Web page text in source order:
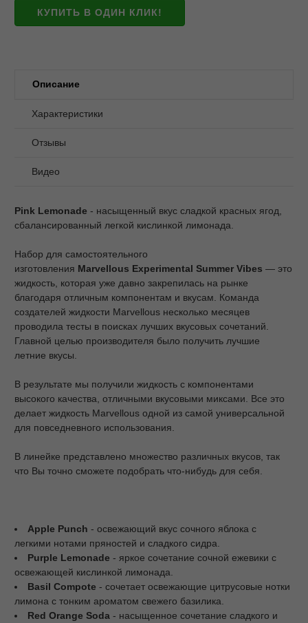
КУПИТЬ В ОДИН КЛИК!
Описание
Характеристики
Отзывы
Видео
Pink Lemonade - насыщенный вкус сладкой красных ягод,
сбалансированный легкой кислинкой лимонада.
Набор для самостоятельного
изготовления Marvellous Experimental Summer Vibes — это
жидкость, которая уже давно закрепилась на рынке
благодаря отличным компонентам и вкусам. Команда
создателей жидкости Marvellous несколько месяцев
проводила тесты в поисках лучших вкусовых сочетаний.
Главной целью производителя было получить лучшие
летние вкусы.
В результате мы получили жидкость с компонентами
высокого качества, отличными вкусовыми миксами. Все это
делает жидкость Marvellous одной из самой универсальной
для повседневного использования.
В линейке представлено множество различных вкусов, так
что Вы точно сможете подобрать что-нибудь для себя.
Apple Punch - освежающий вкус сочного яблока с
легкими нотами пряностей и сладкого сидра.
Purple Lemonade - яркое сочетание сочной ежевики с
освежающей кислинкой лимонада.
Basil Compote - сочетает освежающие цитрусовые нотки
лимона с тонким ароматом свежего базилика.
Red Orange Soda - насыщенное сочетание сладкого и